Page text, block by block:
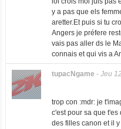
y a pas que els
aretter.Et puis si tu
Angers je préfere
vais pas aller ds le
connais et qui vis a
tupacNgame - Jeu
trop con :mdr: je
c'est pour sa que
des filles canon et il